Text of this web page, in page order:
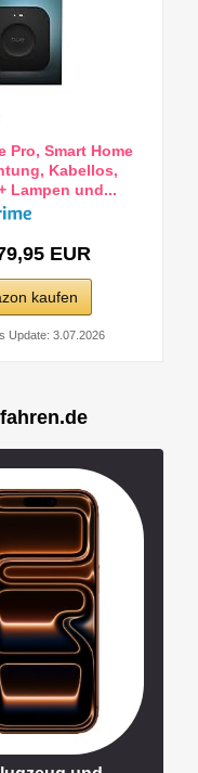
Pro, Smart Home
Kabellos,
Lampen und...
EUR
kaufen
Update: 3.07.2026